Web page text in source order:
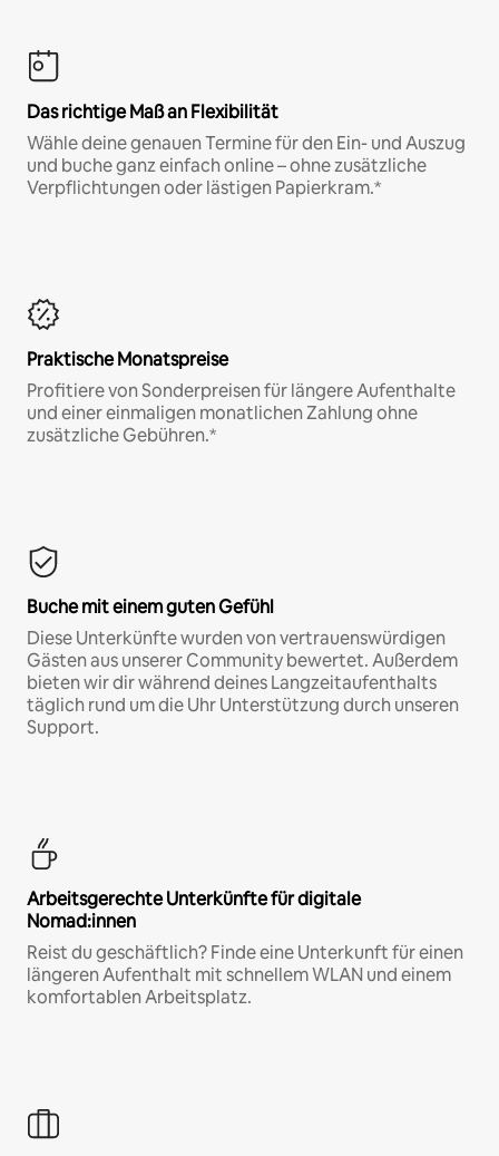
Das richtige Maß an Flexibilität
Wähle deine genauen Termine für den Ein- und Auszug
und buche ganz einfach online – ohne zusätzliche
Verpflichtungen oder lästigen Papierkram.*
Praktische Monatspreise
Profitiere von Sonderpreisen für längere Aufenthalte
und einer einmaligen monatlichen Zahlung ohne
zusätzliche Gebühren.*
Buche mit einem guten Gefühl
Diese Unterkünfte wurden von vertrauenswürdigen
Gästen aus unserer Community bewertet. Außerdem
bieten wir dir während deines Langzeitaufenthalts
täglich rund um die Uhr Unterstützung durch unseren
Support.
Arbeitsgerechte Unterkünfte für digitale
Nomad:innen
Reist du geschäftlich? Finde eine Unterkunft für einen
längeren Aufenthalt mit schnellem WLAN und einem
komfortablen Arbeitsplatz.